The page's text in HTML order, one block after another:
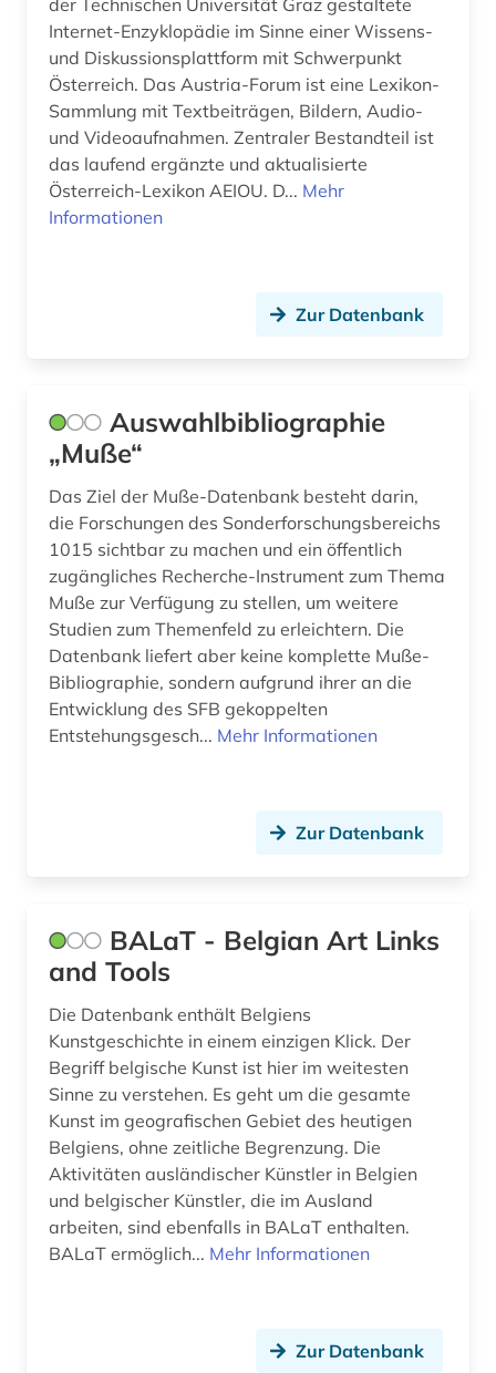
israelische (1)
italianistik (1)
italien (1)
japan (4)
judaistik (2)
judäo-georgisch (1)
jugoslawien (1)
jüdisch (1)
jüdisch-arabisch (1)
jüdisch-persisch (1)
jüdische geschichte (1)
karte (2)
kaste (1)
katalog (5)
keilschrift (1)
kleidung (1)
kolonialismus (1)
der Technischen Universität Graz gestaltete
Internet-Enzyklopädie im Sinne einer Wissens-
und Diskussionsplattform mit Schwerpunkt
Österreich. Das Austria-Forum ist eine Lexikon-
Sammlung mit Textbeiträgen, Bildern, Audio-
und Videoaufnahmen. Zentraler Bestandteil ist
das laufend ergänzte und aktualisierte
Österreich-Lexikon AEIOU. D... Mehr
Informationen
Zur Datenbank
Auswahlbibliographie
„Muße“
Das Ziel der Muße-Datenbank besteht darin,
die Forschungen des Sonderforschungsbereichs
1015 sichtbar zu machen und ein öffentlich
zugängliches Recherche-Instrument zum Thema
Muße zur Verfügung zu stellen, um weitere
Studien zum Themenfeld zu erleichtern. Die
Datenbank liefert aber keine komplette Muße-
Bibliographie, sondern aufgrund ihrer an die
Entwicklung des SFB gekoppelten
Entstehungsgesch... Mehr Informationen
Zur Datenbank
BALaT - Belgian Art Links
and Tools
Die Datenbank enthält Belgiens
Kunstgeschichte in einem einzigen Klick. Der
Begriff belgische Kunst ist hier im weitesten
Sinne zu verstehen. Es geht um die gesamte
Kunst im geografischen Gebiet des heutigen
Belgiens, ohne zeitliche Begrenzung. Die
Aktivitäten ausländischer Künstler in Belgien
und belgischer Künstler, die im Ausland
arbeiten, sind ebenfalls in BALaT enthalten.
BALaT ermöglich... Mehr Informationen
Zur Datenbank